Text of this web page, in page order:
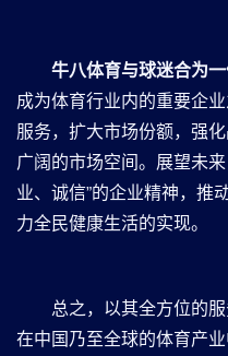
⽜⼋体育与球迷合为
成为体育行业内的重要企
服务，扩大市场份额，强
广阔的市场空间。展望未
业、诚信”的企业精神，推
力全民健康生活的实现。
总之，以其全方位的
在中国乃至全球的体育产